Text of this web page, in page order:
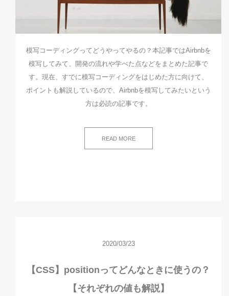
模写コーディングってどうやってやるの？本記事ではAirbnbを
模写してみて、開発の流れや学べた点などをまとめた記事で
す。現在、すでに模写コーディングをはじめた方に向けて、
ポイントも解説しているので、Airbnbを模写してみたいという
方は必読の記事です。
READ MORE
2020/03/23
【CSS】positionってどんなときに使うの？
【それぞれの値も解説】